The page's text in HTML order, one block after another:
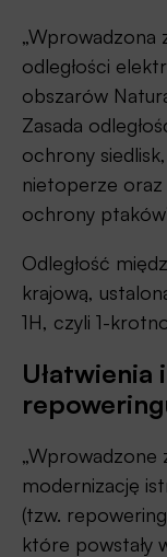
„Wprowadzona
odległości
obszarów
Zasada
ochrony
nietoperze oraz
ochrony
Odległość
krajową,
1H, czyli 1-
Ułatwienia
„Wprowadzone
modernizację
(tzw.
które powstały